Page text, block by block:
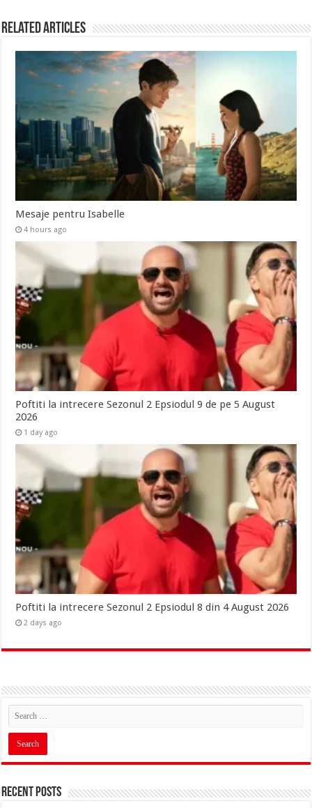
Related Articles
Mesaje pentru Isabelle
4 hours ago
Poftiti la intrecere Sezonul 2 Epsiodul 9 de pe 5 August
2026
1 day ago
Poftiti la intrecere Sezonul 2 Epsiodul 8 din 4 August 2026
2 days ago
Recent Posts